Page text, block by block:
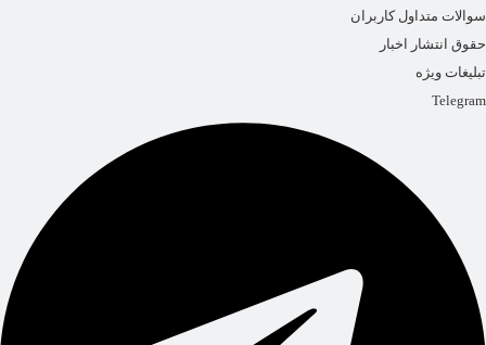
سوالات متداول کاربران
حقوق انتشار اخبار
تبلیغات ویژه
Telegram